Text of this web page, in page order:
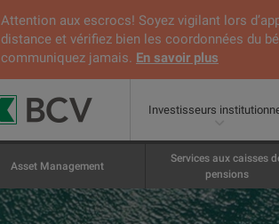
Attention aux escrocs! Soyez vigilant lors
distance et vérifiez bien les coordonnées du
communiquez jamais. En savoir plus
Investisseurs
Asset Management
Services aux caisses
pensions